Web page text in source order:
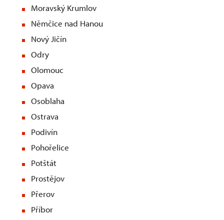
Moravský Krumlov
Němčice nad Hanou
Nový Jičín
Odry
Olomouc
Opava
Osoblaha
Ostrava
Podivín
Pohořelice
Potštát
Prostějov
Přerov
Příbor